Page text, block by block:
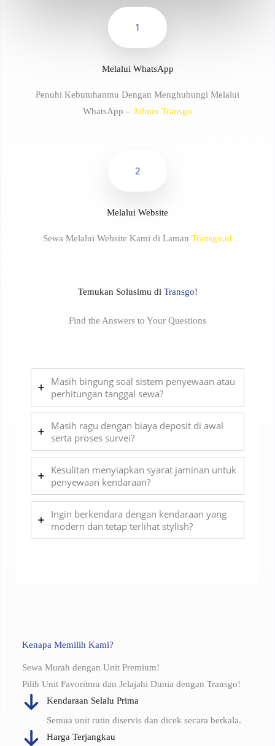
1
Melalui WhatsApp
Penuhi Kebutuhanmu Dengan Menghubungi Melalui
WhatsApp – Admin Transgo
2
Melalui Website
Sewa Melalui Website Kami di Laman Transgo.id
Temukan Solusimu di Transgo!
Find the Answers to Your Questions
Masih bingung soal sistem penyewaan atau
perhitungan tanggal sewa?
Masih ragu dengan biaya deposit di awal
serta proses survei?
Kesulitan menyiapkan syarat jaminan untuk
penyewaan kendaraan?
Ingin berkendara dengan kendaraan yang
modern dan tetap terlihat stylish?
Kenapa Memilih Kami?
Sewa Murah dengan Unit Premium!
Pilih Unit Favoritmu dan Jelajahi Dunia dengan Transgo!
Kendaraan Selalu Prima
Semua unit rutin diservis dan dicek secara berkala.
Harga Terjangkau